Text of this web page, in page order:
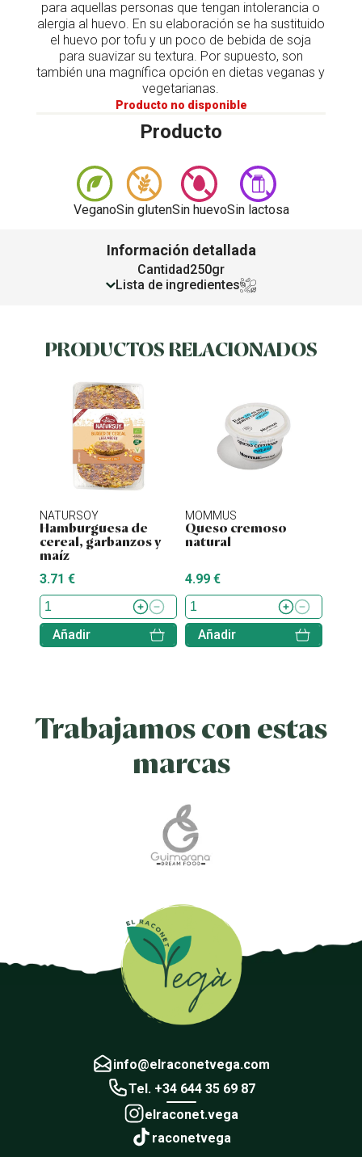
para aquellas personas que tengan intolerancia o
alergia al huevo. En su elaboración se ha sustituido
el huevo por tofu y un poco de bebida de soja
para suavizar su textura. Por supuesto, son
también una magnífica opción en dietas veganas y
vegetarianas.
Producto no disponible
Producto
VeganoSin glutenSin huevoSin lactosa
Información detallada
Cantidad250gr
Lista de ingredientes
PRODUCTOS RELACIONADOS
NATURSOY
Hamburguesa de
cereal, garbanzos y
maíz
3.71 €
Añadir
MOMMUS
Queso cremoso
natural
4.99 €
Añadir
Trabajamos con estas
marcas
info@elraconetvega.com
Tel. +34 644 35 69 87
elraconet.vega
raconetvega